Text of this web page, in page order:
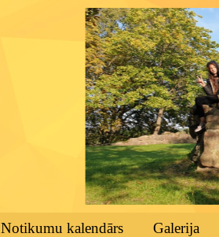
Notikumu kalendārs Galerija